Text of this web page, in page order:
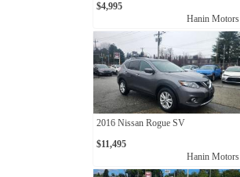
$4,995
Hanin Motors
2016 Nissan Rogue SV
$11,495
Hanin Motors